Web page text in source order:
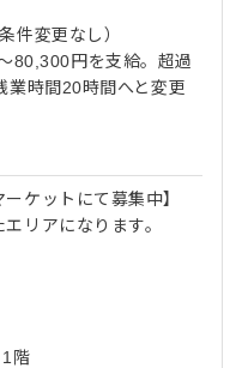
件変更なし）
80,300円を支給。超過
業時間20時間へと変更
ケットにて募集中】
リアになります。
階